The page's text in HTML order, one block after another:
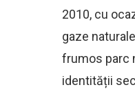
2010, cu
gaze
frumos parc
identității